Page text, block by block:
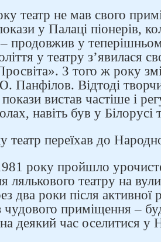
театр не мав свого
у Палаці піонерів,
продовжив у
у театру з’явилася
З того ж року
Панфілов. Відтоді
вистав частіше і
навіть був у Білорусі
театр переїхав до
року пройшло
лялькового театру на
два роки після активної
чудового приміщення –
деякий час оселитися
за нами в